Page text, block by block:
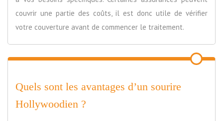
couvrir une partie des coûts, il est donc utile de vérifier
votre couverture avant de commencer le traitement.
Quels sont les avantages d’un sourire
Hollywoodien ?